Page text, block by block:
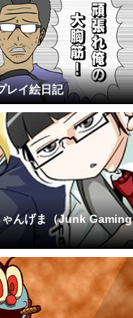
レイ絵日記
ゃんげま（Junk Gaming